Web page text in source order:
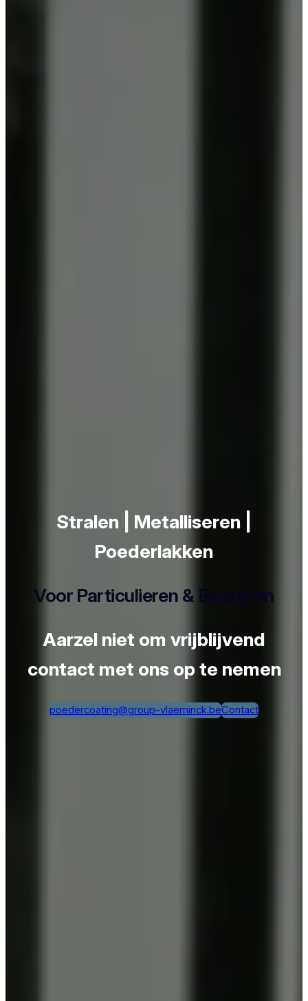
Stralen | Metalliseren |
Poederlakken
Voor Particulieren & Bedrijven
Aarzel niet om vrijblijvend
contact met ons op te nemen
poedercoating@group-vlaeminck.beContact